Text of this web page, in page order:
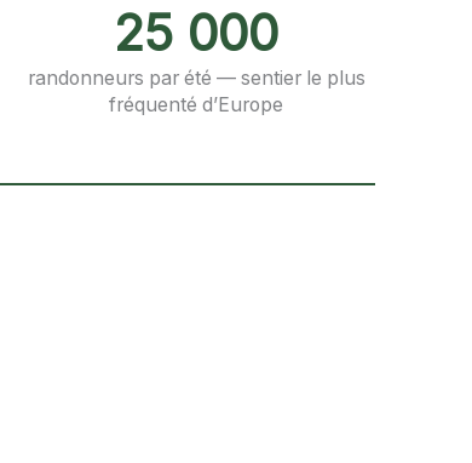
25 000
randonneurs par été — sentier le plus
fréquenté d’Europe